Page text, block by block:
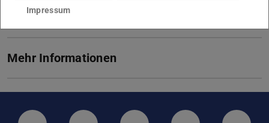
luoni@fkp.tu-...
Mehr Informationen
Impressum